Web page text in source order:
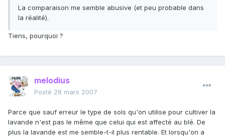
La comparaison me semble abusive (et peu probable dans
la réalité).
Tiens, pourquoi ?
melodius
Posté 28 mars 2007
Parce que sauf erreur le type de sols qu'on utilise pour cultiver la
lavande n'est pas le même que celui qui est affecté au blé. De
plus la lavande est me semble-t-il plus rentable. Et lorsqu'on a